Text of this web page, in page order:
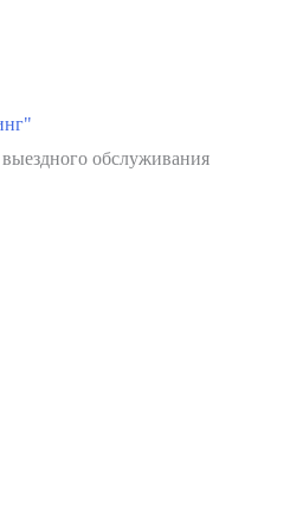
обслуживания